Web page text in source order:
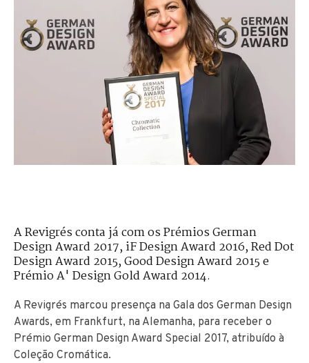
A Revigrés conta já com os Prémios German
Design Award 2017, iF Design Award 2016, Red Dot
Design Award 2015, Good Design Award 2015 e
Prémio A' Design Gold Award 2014.
A Revigrés marcou presença na Gala dos German Design
Awards, em Frankfurt, na Alemanha, para receber o
Prémio German Design Award Special 2017, atribuído à
Coleção Cromática.